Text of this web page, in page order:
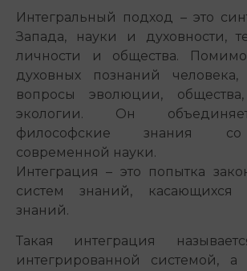
Интегральный подход – это
Запада, науки и духовности,
личности и общества.
духовных познаний
вопросы эволюции,
экологии. Он
философские знания
современной науки.
Интеграция – это попытка
систем знаний, касающихся
знаний.
Такая интеграция
интегрированной системой, а